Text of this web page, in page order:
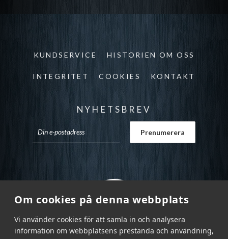
Om cookies på denna webbplats
Vi använder cookies för att samla in och analysera
information om webbplatsens prestanda och användning,
KUNDSERVICE HISTORIEN OM OSS
INTEGRITET COOKIES KONTAKT
NYHETSBREV